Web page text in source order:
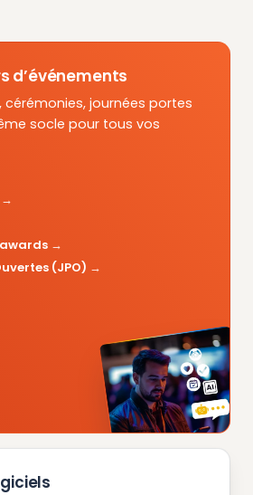
d’événements
cérémonies, journées portes
socle pour tous vos
(JPO)